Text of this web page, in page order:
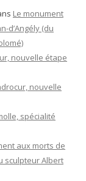
Le monument
d’Angély (du
nouvelle étape
nouvelle
spécialité
aux morts de
sculpteur Albert